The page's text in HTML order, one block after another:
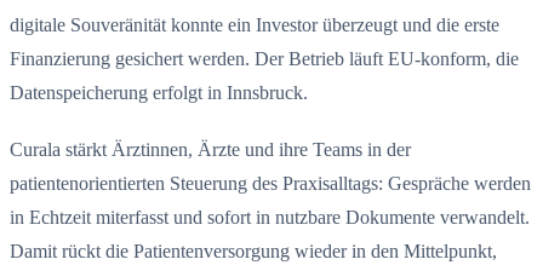
digitale Souveränität konnte ein Investor überzeugt und die erste
Finanzierung gesichert werden. Der Betrieb läuft EU-konform, die
Datenspeicherung erfolgt in Innsbruck.
Curala stärkt Ärztinnen, Ärzte und ihre Teams in der
patientenorientierten Steuerung des Praxisalltags: Gespräche werden
in Echtzeit miterfasst und sofort in nutzbare Dokumente verwandelt.
Damit rückt die Patientenversorgung wieder in den Mittelpunkt,